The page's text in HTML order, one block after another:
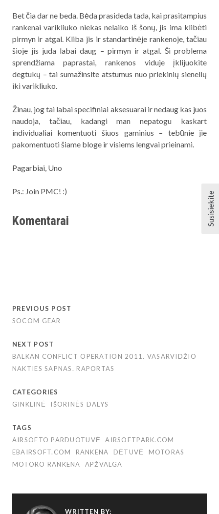
Bet čia dar ne beda. Bėda prasideda tada, kai prasitampius
rankenai varikliuko niekas nelaiko iš šonų, jis ima klibėti
pirmyn ir atgal. Kliba jis ir standartinėje rankenoje, tačiau
šioje jis juda labai daug – pirmyn ir atgal. Ši problema
sprendžiama paprastai, rankenos viduje įklijuokite
degtukų – tai sumažinsite atstumus nuo priekinių sienelių
iki varikliuko.
Žinau, jog tai labai specifiniai aksesuarai ir nedaug kas juos
naudoja, tačiau, kadangi man nepatogu kaskart
individualiai komentuoti šiuos gaminius – tebūnie jie
pakomentuoti šiame bloge ir visiems lengvai prieinami.
Pagarbiai, Uno
Ps.: Join PMC! :)
Komentarai
PREVIOUS POST
SOCOM GEAR
NEXT POST
BALKAN CONFLICT OPERATION 2011. VASARVIDŽIO
NAKTIES SAPNAS. RAPORTAS
CATEGORIES
GINKLINĖ
IŠORINĖS DALYS
TAGS
AIRSOFTO PARDUOTUVĖ
AIRSOFTPARK.COM
EBAIRSOFT.COM
RANKENA DĖTUVĖ
MOTORAS
MOTORO RANKENA
APŽVALGA
WRITTEN BY:
Susisiekite